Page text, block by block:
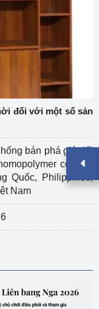
đối với một số sản
bán phá giá đối
có xuất
Quốc, Philippines,
Nam